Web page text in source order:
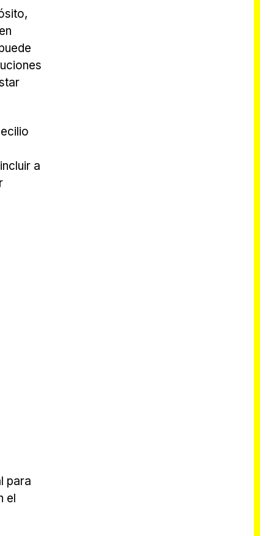
a
para
el